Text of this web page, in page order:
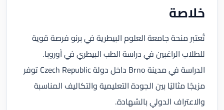
خلاصة
تُعتبر منحة جامعة العلوم البيطرية في برنو فرصة قوية
للطلاب الراغبين في دراسة الطب البيطري في أوروبا.
الدراسة في مدينة Brno داخل دولة Czech Republic توفر
مزيجًا مثاليًا بين الجودة التعليمية والتكاليف المناسبة
والاعتراف الدولي بالشهادة.